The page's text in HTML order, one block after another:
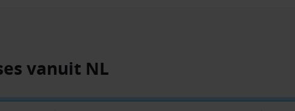
vanuit NL